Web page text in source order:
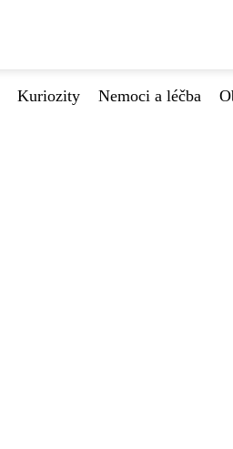
Kuriozity Nemoci a léčba